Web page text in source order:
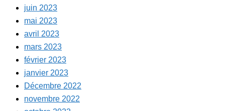
juin 2023
mai 2023
avril 2023
mars 2023
février 2023
janvier 2023
Décembre 2022
novembre 2022